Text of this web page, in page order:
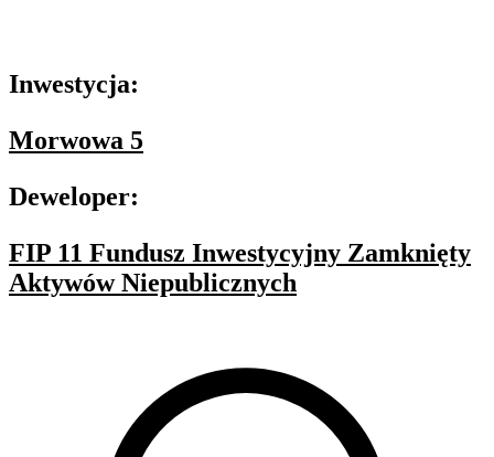
Inwestycja:
Morwowa 5
Deweloper:
FIP 11 Fundusz Inwestycyjny Zamknięty
Aktywów Niepublicznych